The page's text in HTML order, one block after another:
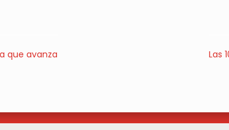
que avanza Las